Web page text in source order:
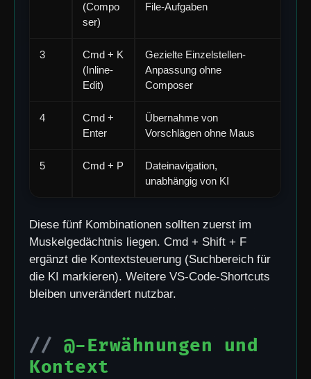
(Compo
ser)
File-Aufgaben
3
Cmd + K
(Inline-
Edit)
Gezielte Einzelstellen-
Anpassung ohne
Composer
4
Cmd +
Enter
Übernahme von
Vorschlägen ohne Maus
5 Cmd + P
Dateinavigation,
unabhängig von KI
Diese fünf Kombinationen sollten zuerst im
Muskelgedächtnis liegen. Cmd + Shift + F
ergänzt die Kontextsteuerung (Suchbereich für
die KI markieren). Weitere VS-Code-Shortcuts
bleiben unverändert nutzbar.
@-Erwähnungen und
Kontext